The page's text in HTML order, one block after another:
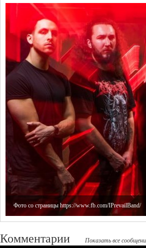
Фото со страницы https://www.fb.com/IPrevailBand/
Комментарии Показать все